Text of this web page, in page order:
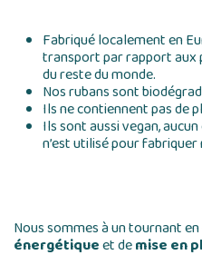
Fabriqué localement en
transport par rapport aux
du reste du monde.
Nos rubans sont
Ils ne contiennent pas de
Ils sont aussi vegan,
n’est utilisé pour fabriquer
Nous sommes à un tournant
énergétiqueet demise en